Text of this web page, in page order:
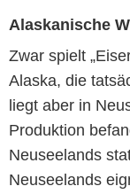
Alaskanische
Zwar spielt
Alaska, die
liegt aber in
Produktion
Neuseelands
Neuseelands